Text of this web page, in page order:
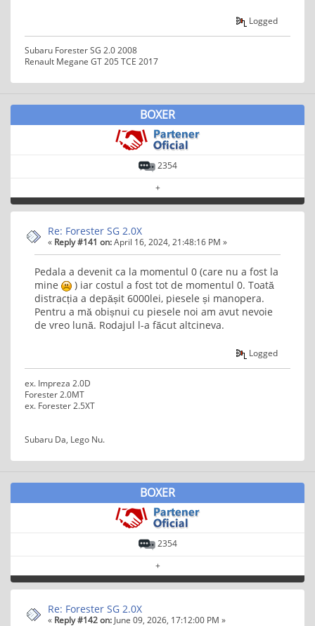
Logged
Subaru Forester SG 2.0 2008
Renault Megane GT 205 TCE 2017
BOXER
2354
+
Re: Forester SG 2.0X
« Reply #141 on:April 16, 2024, 21:48:16 PM »
Pedala a devenit ca la momentul 0 (care nu a fost la
mine
) iar costul a fost tot de momentul 0. Toată
distracția a depășit 6000lei, piesele și manopera.
Pentru a mă obișnui cu piesele noi am avut nevoie
de vreo lună. Rodajul l-a făcut altcineva.
Logged
ex. Impreza 2.0D
Forester 2.0MT
ex. Forester 2.5XT
Subaru Da, Lego Nu.
BOXER
2354
+
Re: Forester SG 2.0X
« Reply #142 on: June 09, 2026, 17:12:00 PM »